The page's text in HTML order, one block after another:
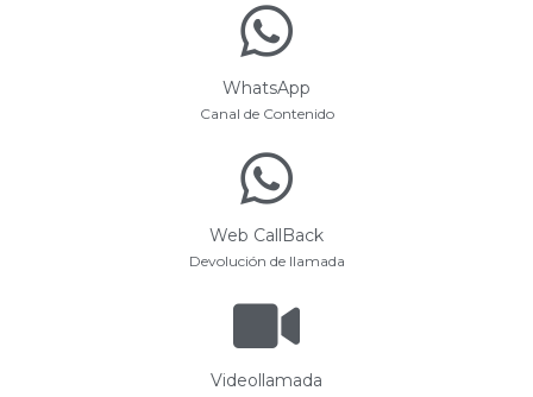
WhatsApp
Canal de Contenido
Web CallBack
Devolución de llamada
Videollamada